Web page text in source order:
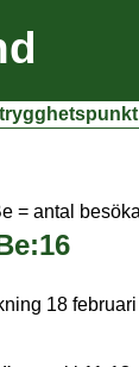
= antal
18